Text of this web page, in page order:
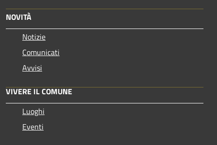
NOVITÀ
Notizie
Comunicati
Avvisi
VIVERE IL COMUNE
Luoghi
Eventi